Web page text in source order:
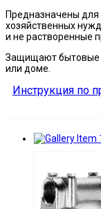
Предназначены для
хозяйственных
и не растворенные
Защищают бытовые
или доме.
Инструкция по